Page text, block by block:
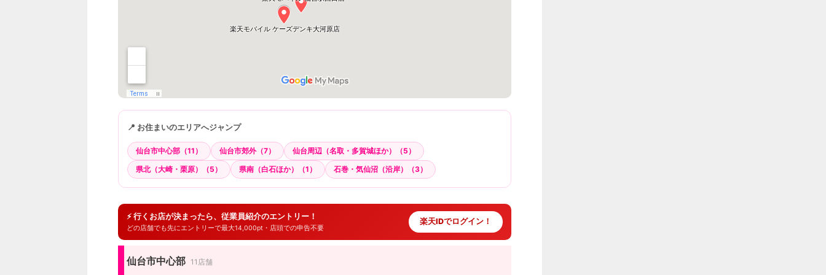
📍 お住まいのエリアへジャンプ
仙台市中心部（11） 仙台市郊外（7）
仙台周辺（名取・多賀城ほか）（5）
県北（大崎・栗原）（5）
県南（白石ほか）（1） 石巻・気仙沼（沿岸）（3）
⚡ 行くお店が決まったら、従業員紹介のエントリー！
どの店舗でも先にエントリーで最大14,000pt・店頭での申告不要
楽天IDでログイン！
仙台市中心部 11店舗